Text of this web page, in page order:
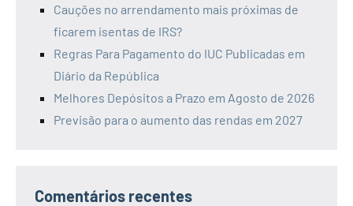
Cauções no arrendamento mais próximas de
ficarem isentas de IRS?
Regras Para Pagamento do IUC Publicadas em
Diário da República
Melhores Depósitos a Prazo em Agosto de 2026
Previsão para o aumento das rendas em 2027
Comentários recentes